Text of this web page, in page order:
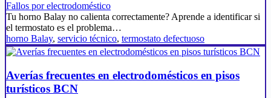
Fallos por electrodoméstico
Tu horno Balay no calienta correctamente? Aprende a identificar si
el termostato es el problema…
horno Balay, servicio técnico, termostato defectuoso
Averías frecuentes en electrodomésticos en pisos
turísticos BCN